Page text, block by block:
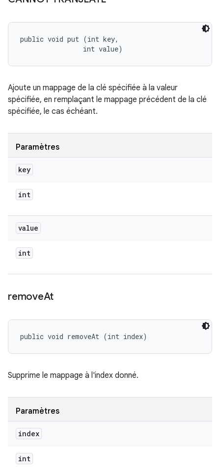
public void put (int key,
                int value)
Ajoute un mappage de la clé spécifiée à la valeur
spécifiée, en remplaçant le mappage précédent de la clé
spécifiée, le cas échéant.
Paramètres
key
int
value
int
removeAt
public void removeAt (int index)
Supprime le mappage à l'index donné.
Paramètres
index
int